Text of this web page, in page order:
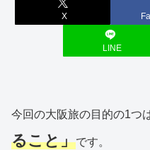
X
LINE
今回の大阪旅の目的の1つ
ること」です。